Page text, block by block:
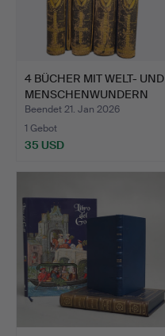
4 BÜCHER MIT WELT- UND
MENSCHENWUNDERN
(IB…
Beendet 21. Jan 2026
1 Gebot
35 USD